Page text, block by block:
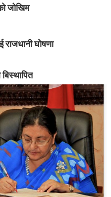
जोखिम
घोषणा